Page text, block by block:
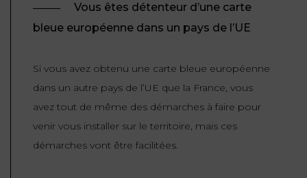
DU
TOURISME
PRÉJUDICE
CORPOREL
Vous êtes détenteur d’une carte
bleue européenne dans un pays de l’UE
Si vous avez obtenu une carte bleue européenne
dans un autre pays de l’UE que la France, vous
avez tout de même des démarches à faire pour
venir vous installer sur le territoire, mais ces
démarches vont être facilitées.